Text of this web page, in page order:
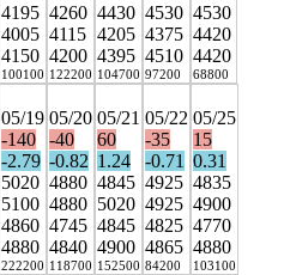
4195
4005
4150
100100
4260
4115
4200
122200
4430
4205
4395
104700
4530
4375
4510
97200
4530
4420
4420
68800
05/19
-140
-2.79
5020
5100
4860
4880
222200
05/20
-40
-0.82
4880
4880
4745
4840
118700
05/21
60
1.24
4845
5020
4845
4900
152500
05/22
-35
-0.71
4925
4925
4825
4865
84200
05/25
15
0.31
4835
4900
4770
4880
103100